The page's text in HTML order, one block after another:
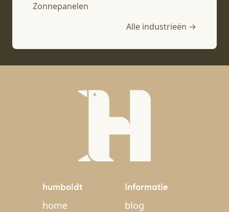
Zonnepanelen
Alle industrieën →
humboldt
home
informatie
blog